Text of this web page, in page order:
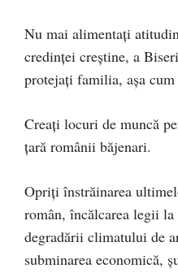
Nu mai alimentați
credinței creștine, a
protejați familia, așa
Creați locuri de muncă
țară românii băjenari.
Opriți înstrăinarea
român, încălcarea legii
degradării climatului de
subminarea economică,